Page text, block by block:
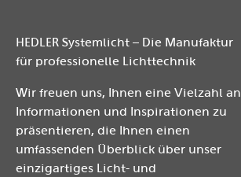
HEDLER Systemlicht – Die Manufaktur
für professionelle Lichttechnik
Wir freuen uns, Ihnen eine Vielzahl an
Informationen und Inspirationen zu
präsentieren, die Ihnen einen
umfassenden Überblick über unser
einzigartiges Licht- und